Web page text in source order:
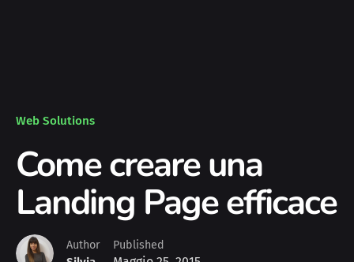
Web Solutions
Come creare una
Landing Page efficace
Author Published